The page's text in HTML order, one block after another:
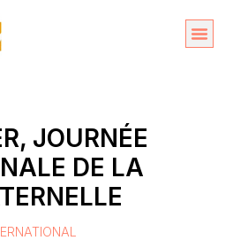
JOURNÉE
DE LA